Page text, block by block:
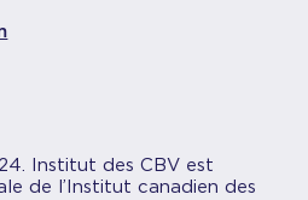
Institut des CBV est
de l’Institut canadien des